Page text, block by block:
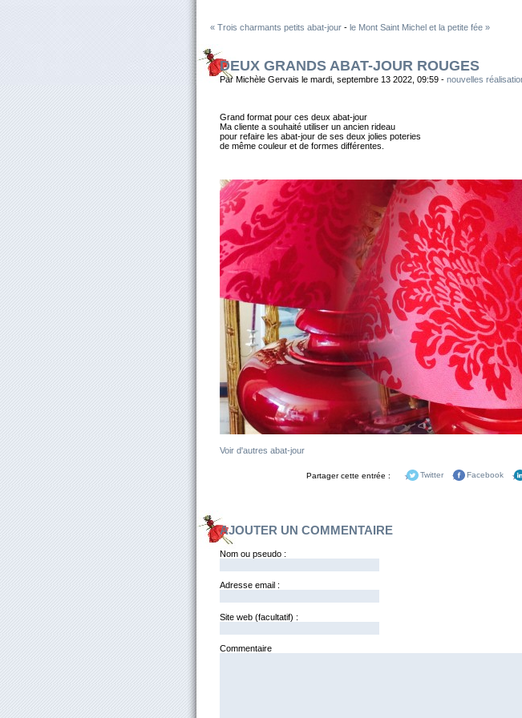
« Trois charmants petits abat-jour - le Mont Saint Michel et la petite fée »
DEUX GRANDS ABAT-JOUR ROUGES
Par Michèle Gervais le mardi, septembre 13 2022, 09:59 - nouvelles
Grand format pour ces deux abat-jour
Ma cliente a souhaité utiliser un ancien rideau
pour refaire les abat-jour de ses deux jolies poteries
de même couleur et de formes différentes.
Voir d'autres abat-jour
Partager cette entrée : Twitter Facebook
AJOUTER UN COMMENTAIRE
Nom ou pseudo :
Adresse email :
Site web (facultatif) :